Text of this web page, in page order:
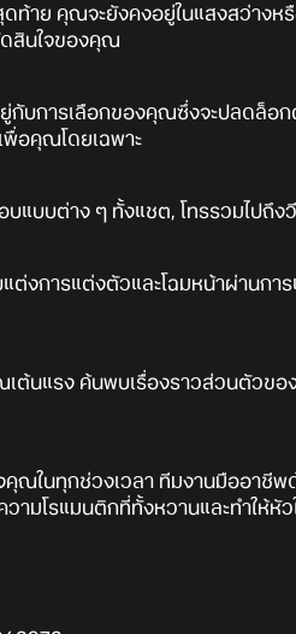
าย คุณจะยังคงอยู่ในแสงสว่างห
ดสินใจของคุณ
ยู่กับการเลือกของคุณซึ่งจะปลดล็
พื่อคุณโดยเฉพาะ
บบต่าง ๆ ทั้งแชต, โทรรวมไปถึง
งการแต่งตัวและโฉมหน้าผ่านการ
เต้นแรง ค้นพบเรื่องราวส่วนตัวข
ณในทุกช่วงเวลา ทีมงานมืออาชีพ
มโรแมนติกที่ทั้งหวานและทำให้หัว